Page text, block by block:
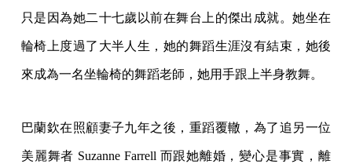
只是因為她二十七歲以前在舞台上的傑出成就。她坐在
輪椅上度過了大半人生，她的舞蹈生涯沒有結束，她後
來成為一名坐輪椅的舞蹈老師，她用手跟上半身教舞。
巴蘭欽在照顧妻子九年之後，重蹈覆轍，為了追另一位
美麗舞者 Suzanne Farrell 而跟她離婚，變心是事實，離